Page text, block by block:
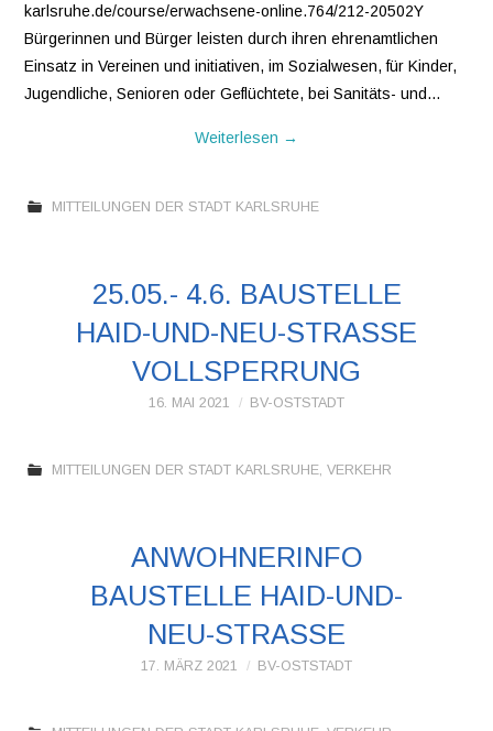
karlsruhe.de/course/erwachsene-online.764/212-20502Y
Bürgerinnen und Bürger leisten durch ihren ehrenamtlichen
Einsatz in Vereinen und initiativen, im Sozialwesen, für Kinder,
Jugendliche, Senioren oder Geflüchtete, bei Sanitäts- und…
Weiterlesen →
MITTEILUNGEN DER STADT KARLSRUHE
25.05.- 4.6. BAUSTELLE
HAID-UND-NEU-STRASSE V
OLLSPERRUNG
16. MAI 2021 BV-OSTSTADT
MITTEILUNGEN DER STADT KARLSRUHE, VERKEHR
ANWOHNERINFO
BAUSTELLE HAID-UND-
NEU-STRASSE
17. MÄRZ 2021 BV-OSTSTADT